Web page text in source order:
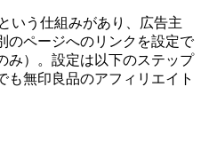
いう仕組みがあり、広告主
のページへのリンクを設定で
み）。設定は以下のステップ
も無印良品のアフィリエイト